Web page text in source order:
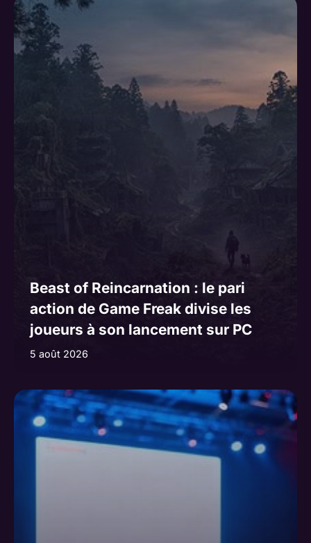
Beast of Reincarnation : le pari
action de Game Freak divise les
joueurs à son lancement sur PC
5 août 2026